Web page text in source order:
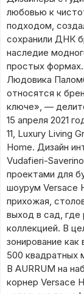
любовью к
подходом,
сохранили ДНК
наследие
простых
Людовика
относятся к
ключе», —
15 апреля 2021
11, Luxury Living
Home. Дизайн
Vudafieri-
проектами для
шоурум Versace
прихожая,
выход в сад, где
коллекцией. В
зонирование
500 квадратных
В AURRUM на
корнер Versace